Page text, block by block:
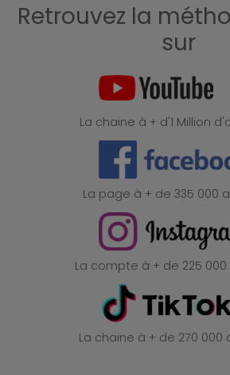
Retrouvez la
sur
La chaine à + d'1 Million
La page à + de 335 000
La compte à + de 225
La chaine à + de 270 000